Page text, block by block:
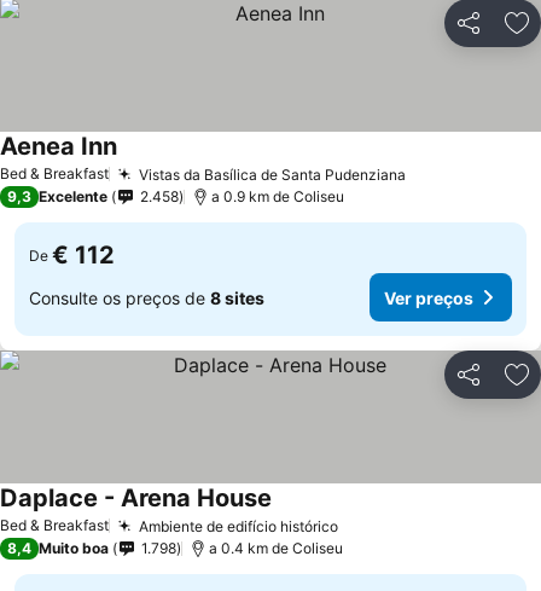
Partilhar
Bed & Breakfast Vistas da Basílica de Santa Pudenziana
Aenea InnVer preços
9,3 Excelente 2.458 a 0.9 km de Coliseu
De € 112
Consulte os preços de 8 sites Ver preços
Partilhar
Bed & Breakfast Ambiente de edifício históricoVer preços
Daplace - Arena House
8,4 Muito boa 1.798 a 0.4 km de Coliseu